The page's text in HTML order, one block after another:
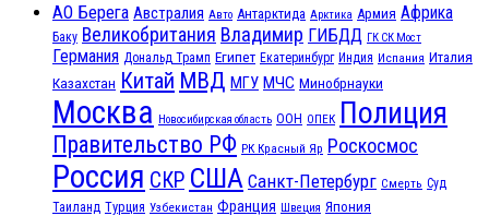
АО Берега Австралия Авто Антарктида Арктика Армия Африка
Баку Великобритания Владимир ГИБДД ГК СК Мост
Германия Дональд Трамп Египет Екатеринбург Индия Испания Италия
Казахстан Китай МВД МГУ МЧС Минобрнауки
Москва Новосибирская область ООН ОПЕК Полиция
Правительство РФ РК Красный Яр Роскосмос
Россия СКР США Санкт-Петербург Смерть Суд
Таиланд Турция Узбекистан Франция Швеция Япония